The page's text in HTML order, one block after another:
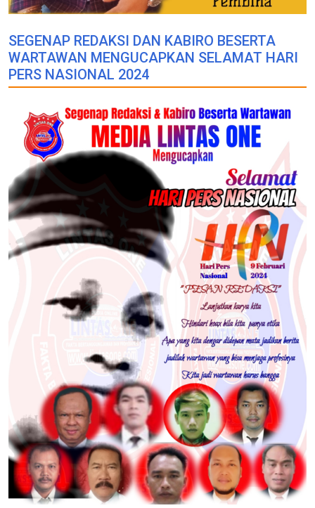
SEGENAP REDAKSI DAN KABIRO BESERTA
WARTAWAN MENGUCAPKAN SELAMAT HARI
PERS NASIONAL 2024